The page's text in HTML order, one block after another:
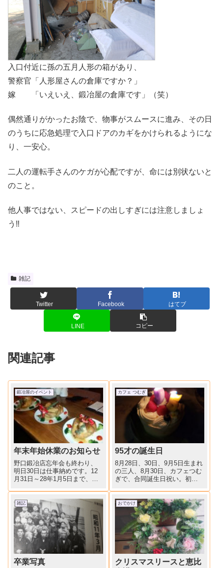
入口付近に孫の五月人形の箱があり、
警察官「人形屋さんの倉庫ですか？」
嫁 「いえいえ、鍛冶屋の倉庫です」（笑）
偶然通りがかったお陰で、物事がスムースに進み、その日
のうちに応急処理で入口ドアのカギをかけられるようにな
り、一安心。
二人の運転手さんのケガが心配ですが、命には別状ないと
のこと。
他人事ではない、スピードの出しすぎには注意しましょ
う‼
雑記
Twitter Facebook はてブ
LINE コピー
関連記事
鍛冶屋のイベント
年末年始休業のお知らせ
野口鍛冶店忘年会も終わり、
明日30日は仕事納めです。12
月31日～28年1月5日まで、休
年間大変お世話になりまし
た。来年もよろしくお願い致
します。
カフェ つむぎ
95才の誕生日
8月28日、30日、9月5日生まれ
の三人、8月30日、カフェつむ
ぎで、合同誕生日祝い。初め
トは三人の似顔絵。義母、大
正・昭和・令和と、三つの時
代を生き抜き、戦争をも経験
し、子供3人、マゴ5人（内 双
子1組）、ひ孫...
雑記
卒業写真
おでかけ
クリスマスリースと恵比